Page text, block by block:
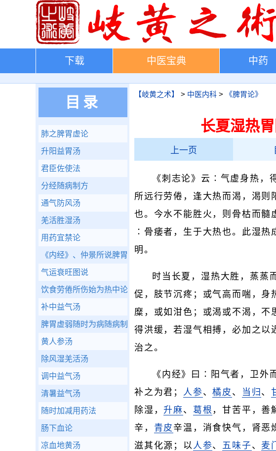
下载 中医宝典 中药
【岐黄之术】 > 中医内科 > 《脾胃论》
长夏湿热
上一页
《刺志论》云∶气虚身热，
所远行劳倦，逢大热而渴，渴则
也。今水不能胜火，则骨枯而髓
∶骨痿者，生于大热也。此湿热
明。
时当长夏，湿热大胜，蒸蒸
促，肢节沉疼；或气高而喘，身
糜，或如泔色；或渴或不渴，不
得洪缓，若湿气相搏，必加之以
治之。
《内经》曰∶阳气者，卫外
补之为君； 人参、橘皮 、 当归 、
除湿，升麻、 葛根 ，甘苦平，善
辛， 青皮 辛温，消食快气，肾恶
滋其化源；以人参、 五味子、 麦
目录
肺之脾胃虚论
升阳益胃汤
君臣佐使法
分经随病制方
通气防风汤
羌活胜湿汤
用药宜禁论
《内经》、仲景所说脾胃
气运衰旺图说
饮食劳倦所伤始为热中论
补中益气汤
脾胃虚弱随时为病随病制方
黄人参汤
除风湿羌活汤
调中益气汤
清暑益气汤
随时加减用药法
肠下血论
凉血地黄汤